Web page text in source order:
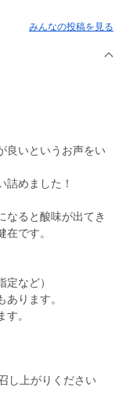
みんなの投稿を見る
良いというお声をい
詰めました！
なると酸味が出てき
です。
など）
ります。
。
し上がりください